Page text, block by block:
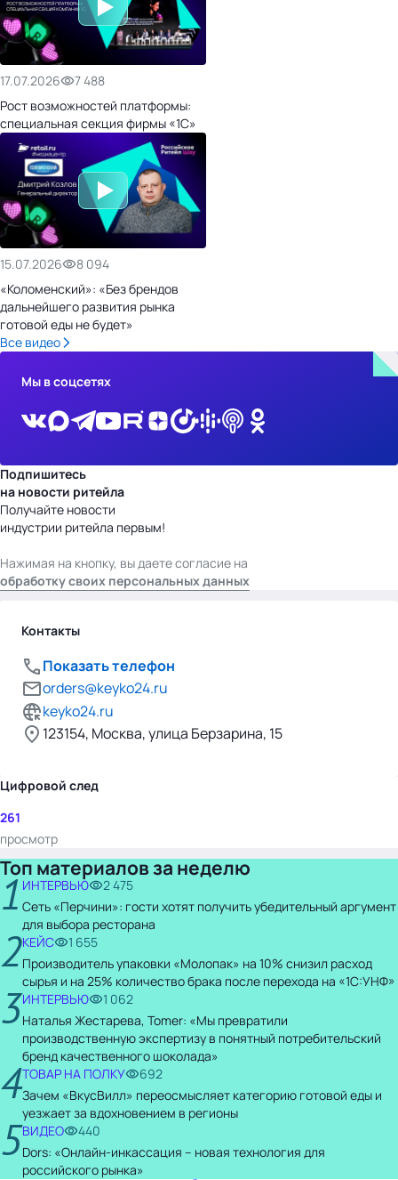
17.07.2026
7 488
Рост возможностей платформы:
специальная секция фирмы «1С»
15.07.2026
8 094
«Коломенский»: «Без брендов
дальнейшего развития рынка
готовой еды не будет»
Все видео
Мы в соцсетях
Подпишитесь
на новости ритейла
Получайте новости
индустрии ритейла первым!
Нажимая на кнопку, вы даете согласие на
обработку своих персональных данных
Контакты
Показать телефон
orders@keyko24.ru
keyko24.ru
123154, Москва, улица Берзарина, 15
Цифровой след
261
просмотр
Топ материалов за неделю
1 ИНТЕРВЬЮ
2 475
Сеть «Перчини»: гости хотят получить убедительный аргумент
для выбора ресторана
2КЕЙС
1 655
Производитель упаковки «Молопак» на 10% снизил расход
сырья и на 25% количество брака после перехода на «1С:УНФ»
3ИНТЕРВЬЮ
1 062
Наталья Жестарева, Tomer: «Мы превратили
производственную экспертизу в понятный потребительский
бренд качественного шоколада»
4ТОВАР НА ПОЛКУ
692
Зачем «ВкусВилл» переосмысляет категорию готовой еды и
уезжает за вдохновением в регионы
5ВИДЕО
440
Dors: «Онлайн-инкассация – новая технология для
российского рынка»